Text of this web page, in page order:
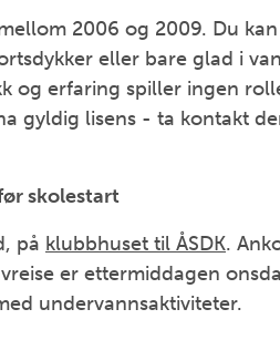
2006 og 2009. Du
eller bare glad i
og erfaring spiller ingen
gyldig lisens - ta kontakt
skolestart
på klubbhuset til ÅSDK.
er ettermiddagen
undervannsaktiviteter.